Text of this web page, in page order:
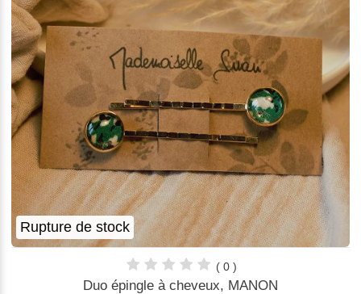
Rupture de stock
( 0 )
Duo épingle à cheveux, MANON